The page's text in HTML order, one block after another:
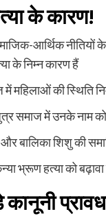
के कारण!
आर्थिक नीतियों के
के निम्न कारण हैं
में महिलाओं की स्थिति
समाज में उनके नाम
बालिका शिशु की
भ्रूण हत्या को बढ़ावा